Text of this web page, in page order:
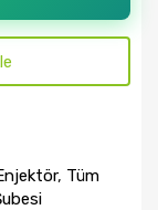
, Tüm